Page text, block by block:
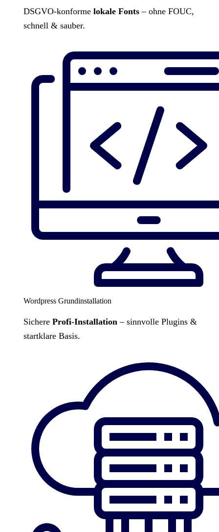
DSGVO-konforme lokale Fonts – ohne FOUC,
schnell & sauber.
Wordpress Grundinstallation
Sichere Profi-Installation – sinnvolle Plugins &
startklare Basis.